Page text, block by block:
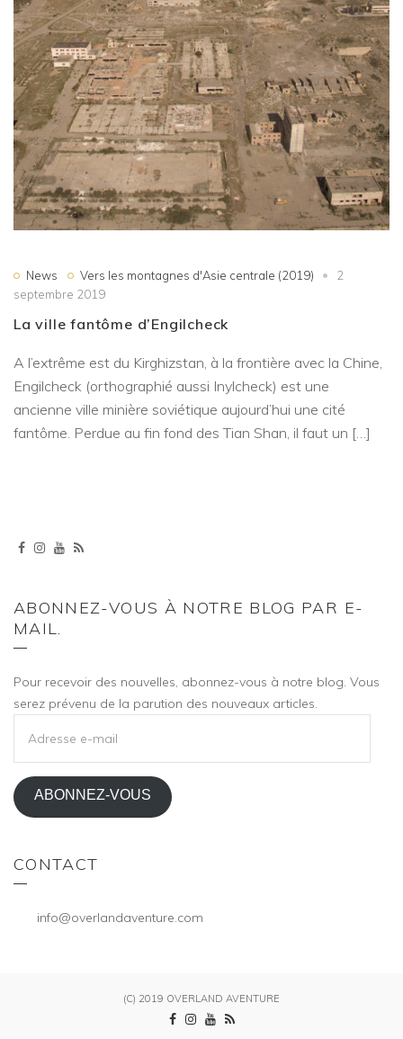
News Vers les montagnes d'Asie centrale (2019)
2
septembre 2019
La ville fantôme d’Engilcheck
A l’extrême est du Kirghizstan, à la frontière avec la Chine,
Engilcheck (orthographié aussi Inylcheck) est une
ancienne ville minière soviétique aujourd’hui une cité
fantôme. Perdue au fin fond des Tian Shan, il faut un […]
ABONNEZ-VOUS À NOTRE BLOG PAR E-
MAIL.
Pour recevoir des nouvelles, abonnez-vous à notre blog. Vous
serez prévenu de la parution des nouveaux articles.
MAIL
ABONNEZ-VOUS
CONTACT
info@overlandaventure.com
(C) 2019 OVERLAND AVENTURE